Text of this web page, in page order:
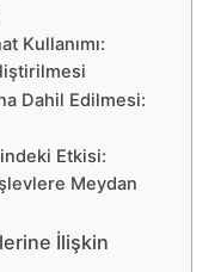
Kullanımı:
Dahil Edilmesi:
Etkisi:
Meydan
İlişkin